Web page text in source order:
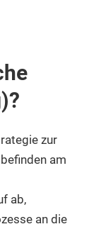
zur
am
ab,
an die